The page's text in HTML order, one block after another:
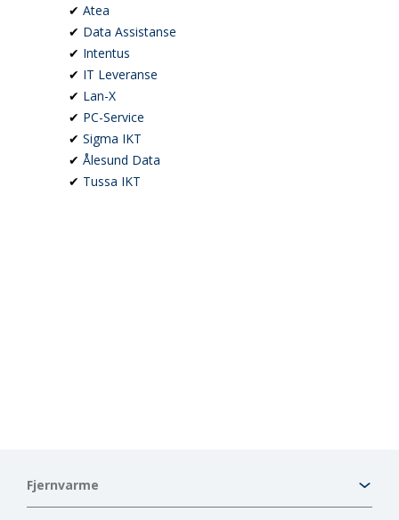
✔ Atea
✔ Data Assistanse
✔ Intentus
✔ IT Leveranse
✔ Lan-X
✔ PC-Service
✔ Sigma IKT
✔ Ålesund Data
✔ Tussa IKT
Fjernvarme